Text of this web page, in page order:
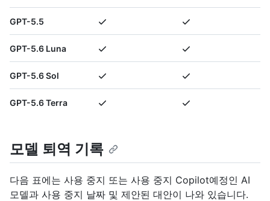
GPT-5.5
GPT-5.6 Luna
GPT-5.6 Sol
GPT-5.6 Terra
모델 퇴역 기록
다음 표에는 사용 중지 또는 사용 중지 Copilot예정인 AI
모델과 사용 중지 날짜 및 제안된 대안이 나와 있습니다.